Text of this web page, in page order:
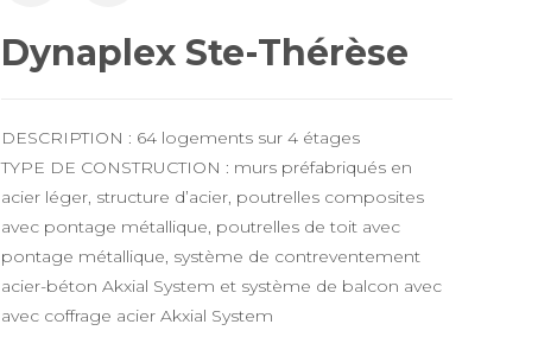
Dynaplex Ste-Thérèse
DESCRIPTION : 64 logements sur 4 étages
TYPE DE CONSTRUCTION : murs préfabriqués en
acier léger, structure d’acier, poutrelles composites
avec pontage métallique, poutrelles de toit avec
pontage métallique, système de contreventement
acier-béton Akxial System et système de balcon avec
avec coffrage acier Akxial System